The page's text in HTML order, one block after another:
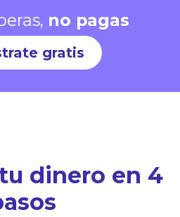
no pagas
gratis
dinero en 4